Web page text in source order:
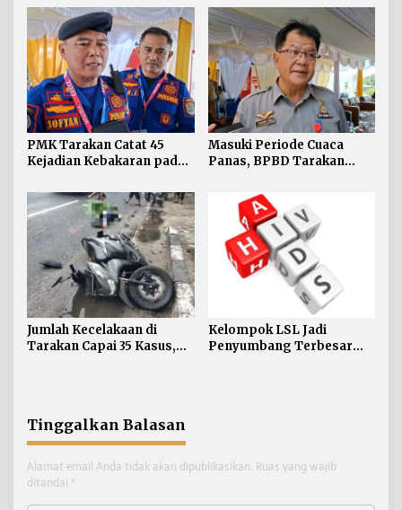
Pelanggaran ETLE di
Tarakan
Tegaskan Pelanggaran
Personel Diproses Tanpa
Toleransi
PMK Tarakan Catat 45
Kejadian Kebakaran pada
Masuki Periode Cuaca
Panas, BPBD Tarakan
di Dua Kecamatan
Jumlah Kecelakaan di
Tarakan Capai 35 Kasus,
Kelompok LSL Jadi
Penyumbang Terbesar
Tinggalkan Balasan
Alamat email Anda tidak akan dipublikasikan. Ruas yang wajib
ditandai *